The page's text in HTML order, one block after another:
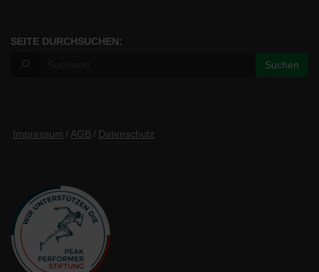
SEITE DURCHSUCHEN:
Impressum / AGB / Datenschutz